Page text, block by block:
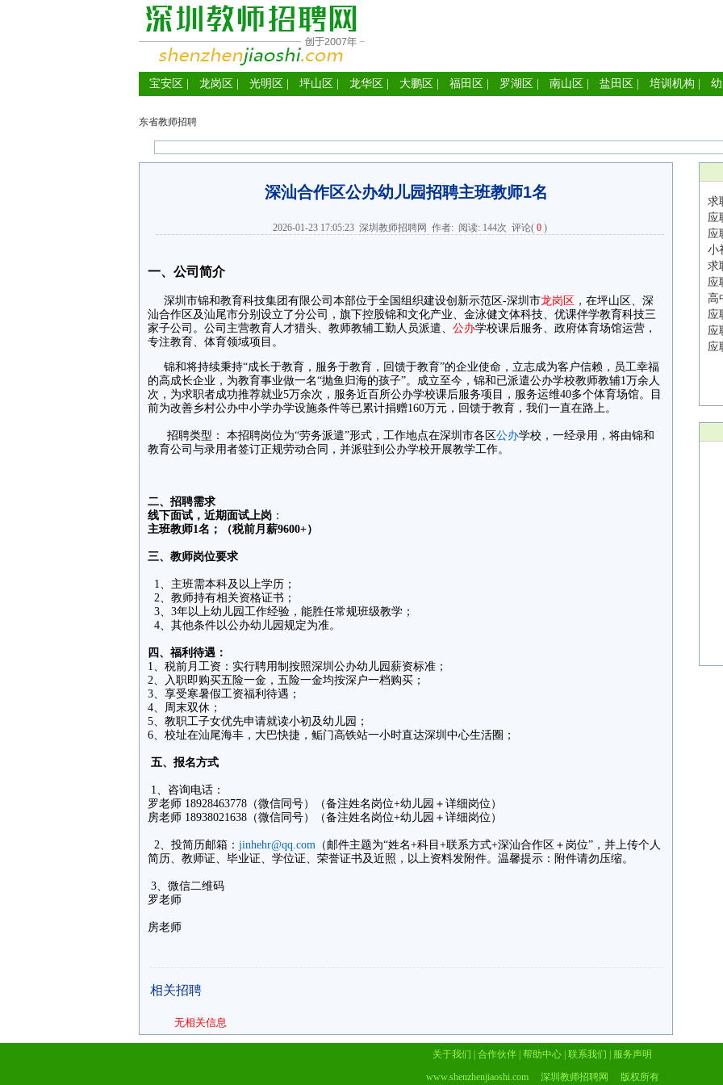
宝安区 龙岗区 光明区 坪山区 龙华区 大鹏区 福田区 罗湖区 南山区 盐田区 培训机构
东省教师招聘
深汕合作区公办幼儿园招聘主班教师1名
2026-01-23 17:05:23 深圳教师招聘网 作者: 阅读: 144次 评论( 0 )
一、公司简介
深圳市锦和教育科技集团有限公司本部位于全国组织建设创新示范区-深圳市龙岗区 ，在坪山区、深
汕合作区及汕尾市分别设立了分公司，旗下控股锦和文化产业、金泳健文体科技、优课伴学教育科技三
家子公司。公司主营教育人才猎头、教师教辅工勤人员派遣、 公办学校课后服务、政府体育场馆运营，
专注教育、体育领域项目。
锦和将持续秉持“成长于教育，服务于教育，回馈于教育”的企业使命，立志成为客户信赖，员工幸福
的高成长企业，为教育事业做一名“抛鱼归海的孩子”。成立至今，锦和已派遣公办学校教师教辅1万余人
次，为求职者成功推荐就业5万余次，服务近百所公办学校课后服务项目，服务运维40多个体育场馆。目
前为改善乡村公办中小学办学设施条件等已累计捐赠160万元，回馈于教育，我们一直在路上。
招聘类型： 本招聘岗位为“劳务派遣”形式，工作地点在深圳市各区公办学校，一经录用，将由锦和
教育公司与录用者签订正规劳动合同，并派驻到公办学校开展教学工作。
二、招聘需求
线下面试，近期面试上岗 ：
主班教师1名；（税前月薪9600+）
三、教师岗位要求
1、主班需本科及以上学历；
2、教师持有相关资格证书；
3、3年以上幼儿园工作经验，能胜任常规班级教学；
4、其他条件以公办幼儿园规定为准。
四、福利待遇：
1、税前月工资：实行聘用制按照深圳公办幼儿园薪资标准；
2、入职即购买五险一金，五险一金均按深户一档购买；
3、享受寒暑假工资福利待遇；
4、周末双休；
5、教职工子女优先申请就读小初及幼儿园；
6、校址在汕尾海丰，大巴快捷，鲘门高铁站一小时直达深圳中心生活圈；
五、报名方式
1、咨询电话：
罗老师 18928463778（微信同号）（备注姓名岗位+幼儿园＋详细岗位）
房老师 18938021638（微信同号）（备注姓名岗位+幼儿园＋详细岗位）
2、投简历邮箱： jinhehr@qq.com （邮件主题为“姓名+科目+联系方式+深汕合作区＋岗位”，并上传个人
简历、教师证、毕业证、学位证、荣誉证书及近照，以上资料发附件。温馨提示：附件请勿压缩。
3、微信二维码
罗老师
房老师
相关招聘
无相关信息
求
应
应
小
求
应
高
应
应
应
关于我们 | 合作伙伴 | 帮助中心 | 联系我们 | 服务声明
www.shenzhenjiaoshi.com深圳教师招聘网 版权所有